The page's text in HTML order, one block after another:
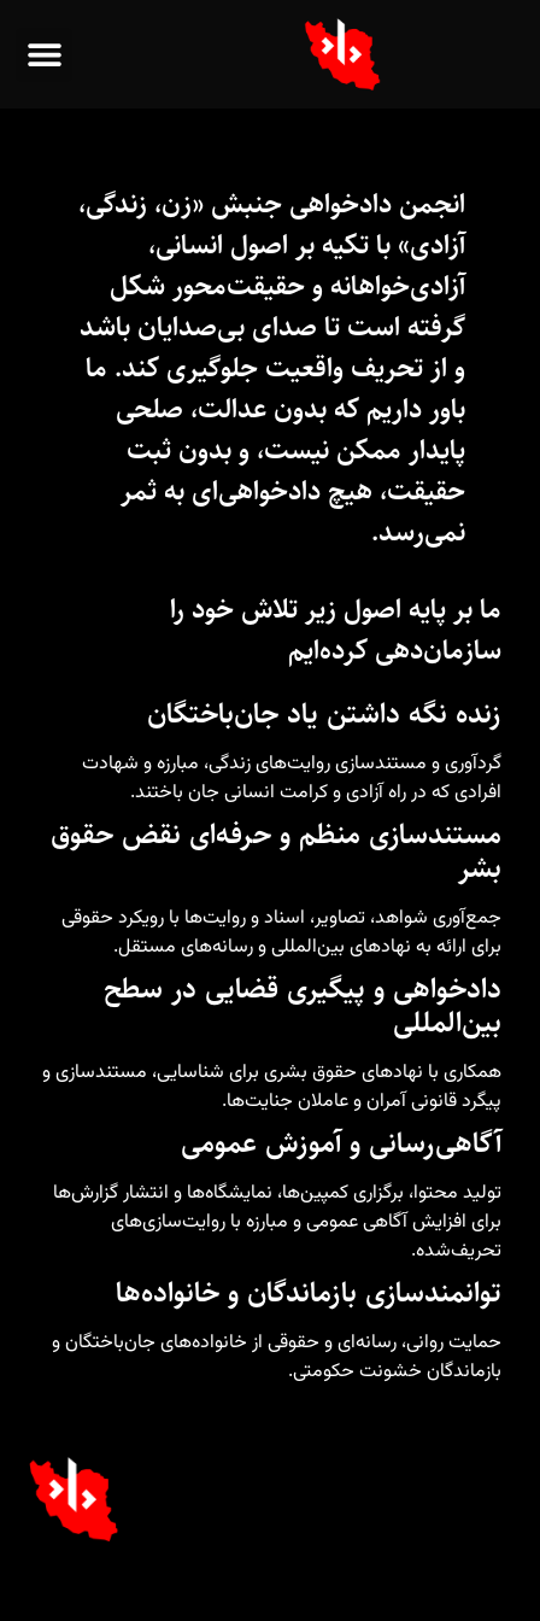
انجمن دادخواهی جنبش «زن، زندگی،
آزادی» با تکیه بر اصول انسانی،
آزادی‌خواهانه و حقیقت‌محور شکل
گرفته است تا صدای بی‌صدایان باشد
و از تحریف واقعیت جلوگیری کند. ما
باور داریم که بدون عدالت، صلحی
پایدار ممکن نیست، و بدون ثبت
حقیقت، هیچ دادخواهی‌ای به ثمر
نمی‌رسد.
ما بر پایه اصول زیر تلاش خود را
سازمان‌دهی کرده‌ایم
زنده نگه داشتن یاد جان‌باختگان
گردآوری و مستندسازی روایت‌های زندگی، مبارزه و شهادت
افرادی که در راه آزادی و کرامت انسانی جان باختند.
مستندسازی منظم و حرفه‌ای نقض حقوق
بشر
جمع‌آوری شواهد، تصاویر، اسناد و روایت‌ها با رویکرد حقوقی
برای ارائه به نهادهای بین‌المللی و رسانه‌های مستقل.
دادخواهی و پیگیری قضایی در سطح
بین‌المللی
همکاری با نهادهای حقوق بشری برای شناسایی، مستندسازی و
پیگرد قانونی آمران و عاملان جنایت‌ها.
آگاهی‌رسانی و آموزش عمومی
تولید محتوا، برگزاری کمپین‌ها، نمایشگاه‌ها و انتشار گزارش‌ها
برای افزایش آگاهی عمومی و مبارزه با روایت‌سازی‌های
تحریف‌شده.
توانمندسازی بازماندگان و خانواده‌ها
حمایت روانی، رسانه‌ای و حقوقی از خانواده‌های جان‌باختگان و
بازماندگان خشونت حکومتی.